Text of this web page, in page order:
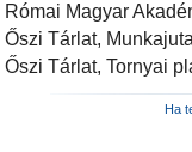
Római Magyar
Őszi Tárlat,
Őszi Tárlat, Tornyai
Ha